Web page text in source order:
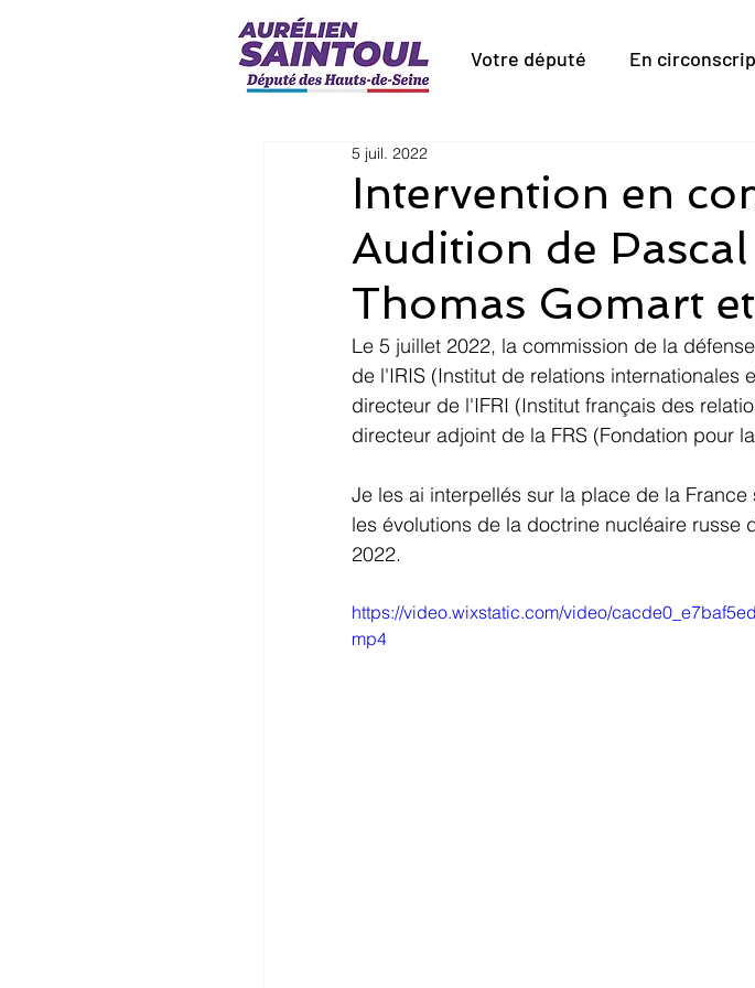
Votre député En
Intervention en
Audition de
Thomas Gomart
5 juil. 2022
Le 5 juillet 2022, la commission de la
de l'IRIS (Institut de relations internationales
directeur de l'IFRI (Institut français des
directeur adjoint de la FRS (Fondation pour
Je les ai interpellés sur la place de la
les évolutions de la doctrine nucléaire russe
2022.
https://video.wixstatic.com/video/
mp4